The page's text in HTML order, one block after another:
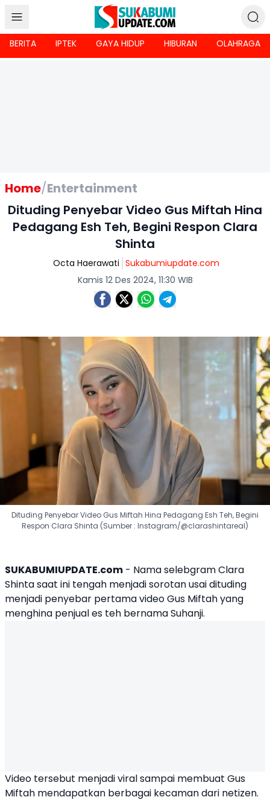
BERITA IPTEK GAYA HIDUP HIBURAN OLAHRAGA
Home/Entertainment
Dituding Penyebar Video Gus Miftah Hina
Pedagang Esh Teh, Begini Respon Clara
Shinta
Octa Haerawati Sukabumiupdate.com
Kamis 12 Des 2024, 11:30 WIB
Dituding Penyebar Video Gus Miftah Hina Pedagang Esh Teh, Begini
Respon Clara Shinta (Sumber : Instagram/@clarashintareal)
SUKABUMIUPDATE.com - Nama selebgramClara
Shintasaat ini tengah menjadi sorotan usai dituding
menjadi penyebar pertama videoGus Miftahyang
menghina penjual es teh bernama Suhanji.
Video tersebut menjadi viral sampai membuat Gus
Miftah mendapatkan berbagai kecaman dari netizen.